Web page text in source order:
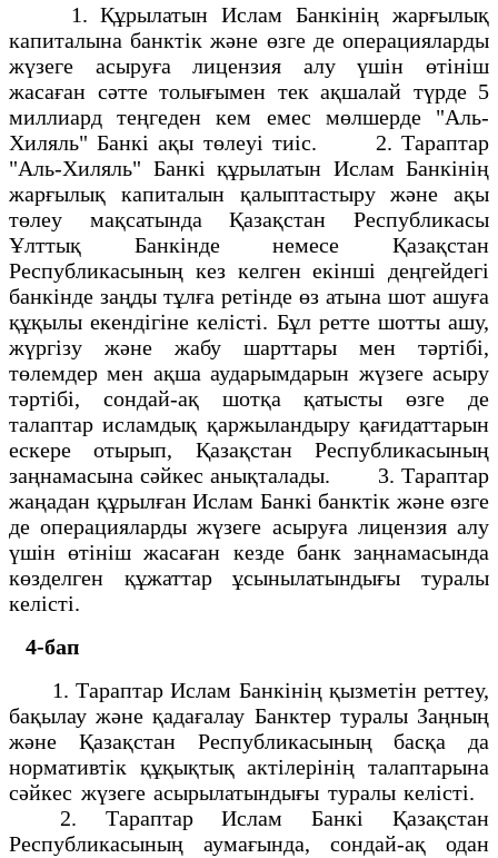
1. Құрылатын Ислам Банкінің жарғылық
капиталына банктік және өзге де операцияларды
жүзеге асыруға лицензия алу үшін өтініш
жасаған сәтте толығымен тек ақшалай түрде 5
миллиард теңгеден кем емес мөлшерде "Аль-
Хиляль" Банкі ақы төлеуі тиіс. 2. Тараптар
"Аль-Хиляль" Банкі құрылатын Ислам Банкінің
жарғылық капиталын қалыптастыру және ақы
төлеу мақсатында Қазақстан Республикасы
Ұлттық Банкінде немесе Қазақстан
Республикасының кез келген екінші деңгейдегі
банкінде заңды тұлға ретінде өз атына шот ашуға
құқылы екендігіне келісті. Бұл ретте шотты ашу,
жүргізу және жабу шарттары мен тәртібі,
төлемдер мен ақша аударымдарын жүзеге асыру
тәртібі, сондай-ақ шотқа қатысты өзге де
талаптар исламдық қаржыландыру қағидаттарын
ескере отырып, Қазақстан Республикасының
заңнамасына сәйкес анықталады. 3. Тараптар
жаңадан құрылған Ислам Банкі банктік және өзге
де операцияларды жүзеге асыруға лицензия алу
үшін өтініш жасаған кезде банк заңнамасында
көзделген құжаттар ұсынылатындығы туралы
келісті.
4-бап
1. Тараптар Ислам Банкінің қызметін реттеу,
бақылау және қадағалау Банктер туралы Заңның
және Қазақстан Республикасының басқа да
нормативтік құқықтық актілерінің талаптарына
сәйкес жүзеге асырылатындығы туралы келісті.
2. Тараптар Ислам Банкі Қазақстан
Республикасының аумағында, сондай-ақ одан